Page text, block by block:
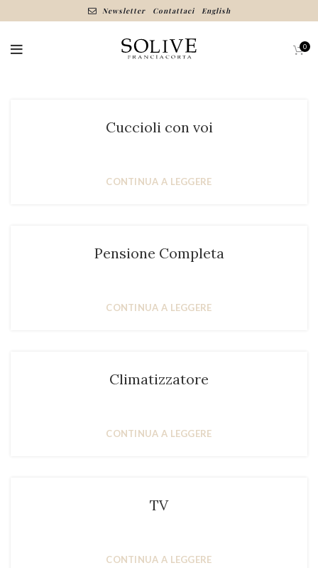
Newsletter Contattaci English
0
Cuccioli con voi
CONTINUA A LEGGERE
Pensione Completa
CONTINUA A LEGGERE
Climatizzatore
CONTINUA A LEGGERE
TV
CONTINUA A LEGGERE